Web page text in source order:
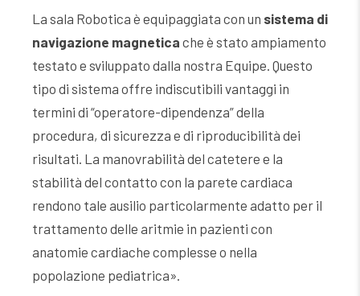
La sala Robotica è equipaggiata con un sistema di
navigazione magnetica che è stato ampiamento
testato e sviluppato dalla nostra Equipe. Questo
tipo di sistema offre indiscutibili vantaggi in
termini di “operatore-dipendenza” della
procedura, di sicurezza e di riproducibilità dei
risultati. La manovrabilità del catetere e la
stabilità del contatto con la parete cardiaca
rendono tale ausilio particolarmente adatto per il
trattamento delle aritmie in pazienti con
anatomie cardiache complesse o nella
popolazione pediatrica».